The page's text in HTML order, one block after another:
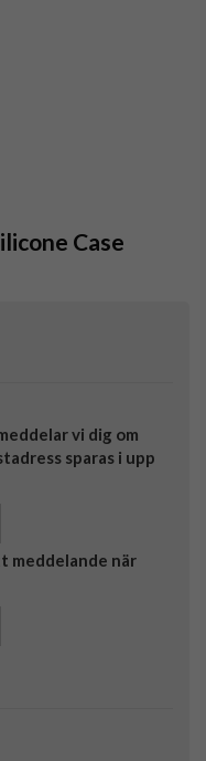
Case
vi dig om
sparas i upp
meddelande när